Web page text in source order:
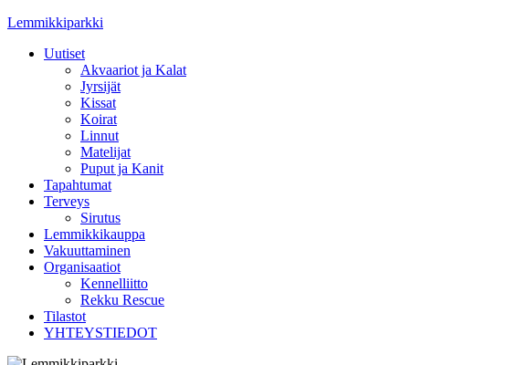
Skip
content
Lemmikkiparkki
Uutiset
Akvaariot ja Kalat
Jyrsijät
Kissat
Koirat
Linnut
Matelijat
Puput ja Kanit
Tapahtumat
Terveys
Sirutus
Lemmikkikauppa
Vakuuttaminen
Organisaatiot
Kennelliitto
Rekku Rescue
Tilastot
YHTEYSTIEDOT